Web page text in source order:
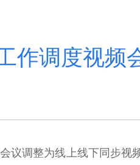
作调度视频
议调整为线上线下同步视